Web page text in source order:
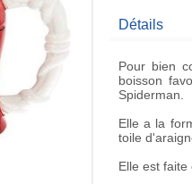
Détails
Pour bien
boisson
Spiderman
Elle a la
toile
Elle est faite